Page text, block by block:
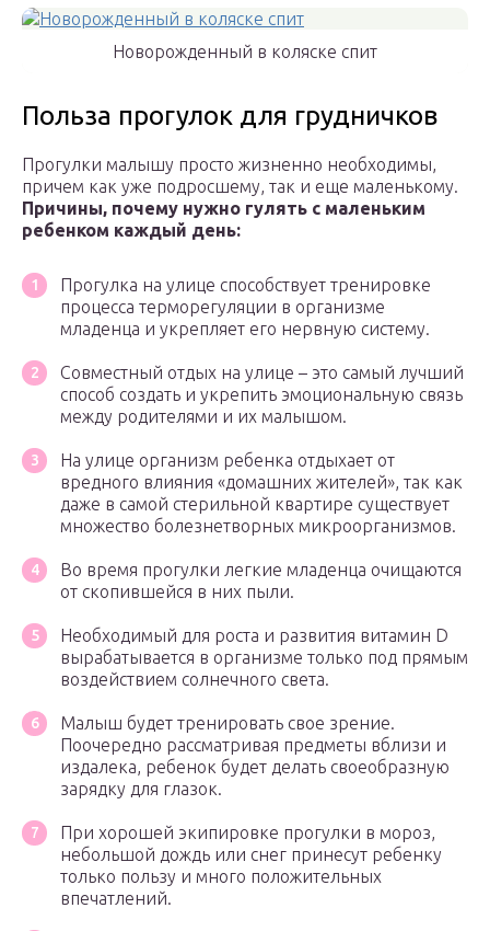
Новорожденный в коляске спит
Польза прогулок для грудничков
Прогулки малышу просто жизненно необходимы,
причем как уже подросшему, так и еще маленькому.
Причины, почему нужно гулять с маленьким
ребенком каждый день:
Прогулка на улице способствует тренировке
процесса терморегуляции в организме
младенца и укрепляет его нервную систему.
Совместный отдых на улице – это самый лучший
способ создать и укрепить эмоциональную связь
между родителями и их малышом.
На улице организм ребенка отдыхает от
вредного влияния «домашних жителей», так как
даже в самой стерильной квартире существует
множество болезнетворных микроорганизмов.
Во время прогулки легкие младенца очищаются
от скопившейся в них пыли.
Необходимый для роста и развития витамин D
вырабатывается в организме только под прямым
воздействием солнечного света.
Малыш будет тренировать свое зрение.
Поочередно рассматривая предметы вблизи и
издалека, ребенок будет делать своеобразную
зарядку для глазок.
При хорошей экипировке прогулки в мороз,
небольшой дождь или снег принесут ребенку
только пользу и много положительных
впечатлений.